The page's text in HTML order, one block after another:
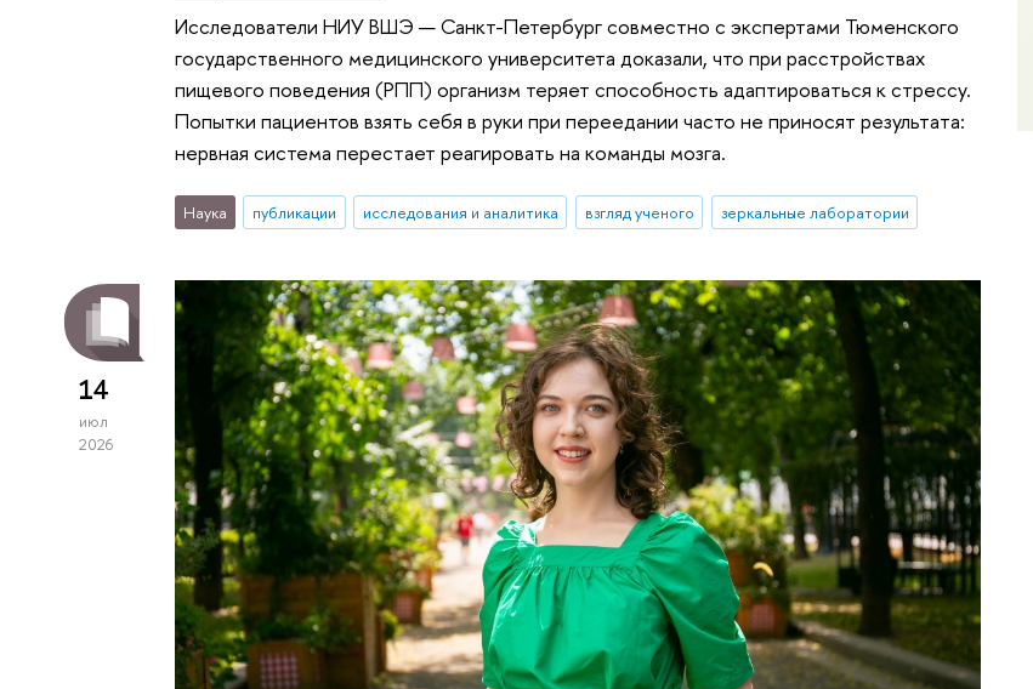
Исследователи НИУ ВШЭ — Санкт-Петербург совместно с экспертами Тюменского
государственного медицинского университета доказали, что при расстройствах
пищевого поведения (РПП) организм теряет способность адаптироваться к стрессу.
Попытки пациентов взять себя в руки при переедании часто не приносят результата:
нервная система перестает реагировать на команды мозга.
Наука публикации исследования и аналитика взгляд ученого зеркальные лаборатории
14
июл
2026